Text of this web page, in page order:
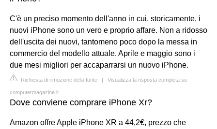
C'è un preciso momento dell'anno in cui, storicamente, i
nuovi iPhone sono un vero e proprio affare. Non a ridosso
dell'uscita dei nuovi, tantomeno poco dopo la messa in
commercio del modello attuale. Aprile e maggio sono i
due mesi migliori per accaparrarsi un nuovo iPhone.
Richiesta di rimozione della fonte | Visualizza la risposta completa su
computermagazine.it
Dove conviene comprare iPhone Xr?
Amazon offre Apple iPhone XR a 44,2€, prezzo che